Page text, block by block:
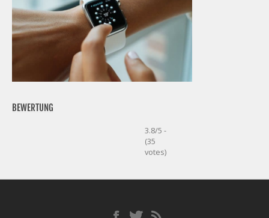
BEWERTUNG
3.8/5 -
(35
votes)